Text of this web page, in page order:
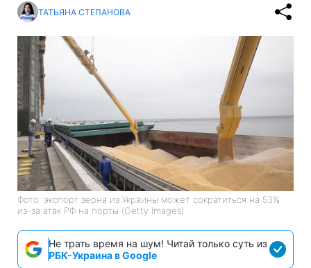
ТАТЬЯНА СТЕПАНОВА
Фото: экспорт зерна из Украины может сократиться на 53%
из-за атак РФ на порты (Getty Images)
Не трать время на шум! Читай только суть из
РБК-Украина в Google